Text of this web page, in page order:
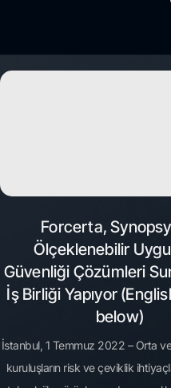
Forcerta,
Ölçeklenebilir
Güvenliği Çözümleri
İş Birliği Yapıyor
below)
İstanbul, 1 Temmuz 2022 – Orta
kuruluşların risk ve çeviklik